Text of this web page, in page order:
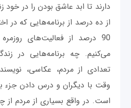
دارند تا ابد عاشق بودن را در خود
از ده درصد از برنامه‌هایی که در
90 درصد از فعالیت‌های
می‌کنیم. چه برنامه‌هایی در
تعدادی از مردم، عکاسی،
وقت با دیگران و درس دادن جزء
است. در واقع بسیاری از مردم از